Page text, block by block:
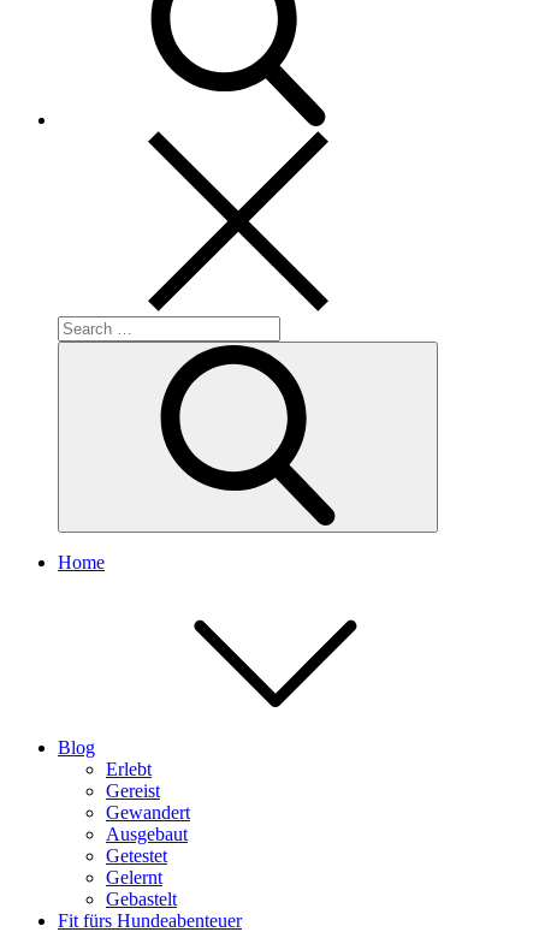
Search
for:
Home
Blog
Erlebt
Gereist
Gewandert
Ausgebaut
Getestet
Gelernt
Gebastelt
Fit fürs Hundeabenteuer